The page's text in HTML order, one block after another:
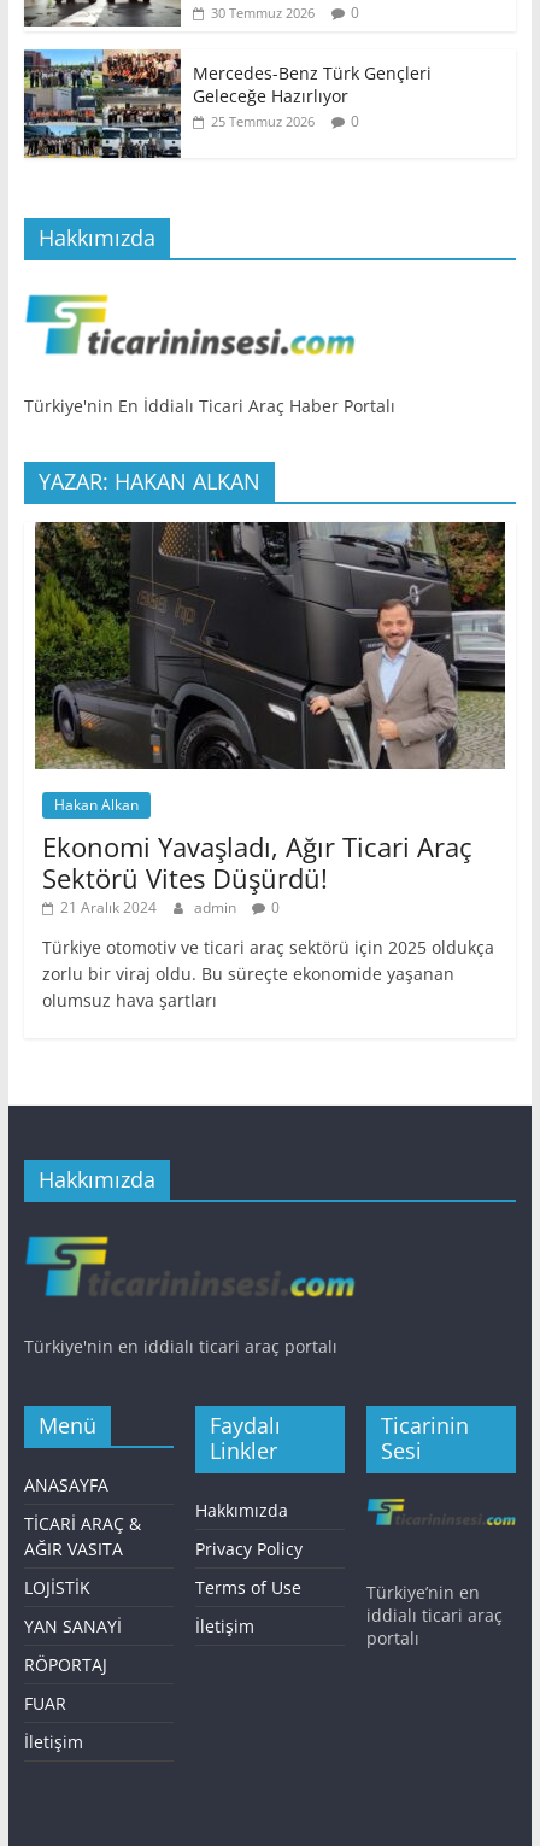
30 Temmuz 2026 0
Mercedes-Benz Türk Gençleri
Geleceğe Hazırlıyor
25 Temmuz 2026 0
Hakkımızda
Türkiye'nin En İddialı Ticari Araç Haber Portalı
YAZAR: HAKAN ALKAN
Hakan Alkan
Ekonomi Yavaşladı, Ağır Ticari Araç
Sektörü Vites Düşürdü!
21 Aralık 2024 admin 0
Türkiye otomotiv ve ticari araç sektörü için 2025 oldukça
zorlu bir viraj oldu. Bu süreçte ekonomide yaşanan
olumsuz hava şartları
Hakkımızda
Türkiye'nin en iddialı ticari araç portalı
Menü
ANASAYFA
TİCARİ ARAÇ &
AĞIR VASITA
LOJİSTİK
YAN SANAYİ
RÖPORTAJ
FUAR
İletişim
Faydalı
Linkler
Hakkımızda
Privacy Policy
Terms of Use
İletişim
Ticarinin
Sesi
Türkiye’nin en
iddialı ticari araç
portalı